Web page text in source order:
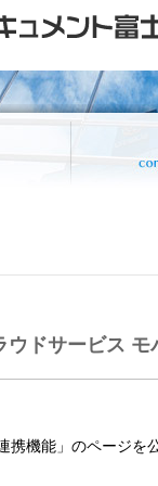
ドサービス モ
携機能」のページを